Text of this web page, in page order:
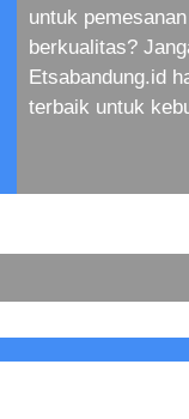
untuk
berkualitas?
Etsabandung.id
terbaik untuk